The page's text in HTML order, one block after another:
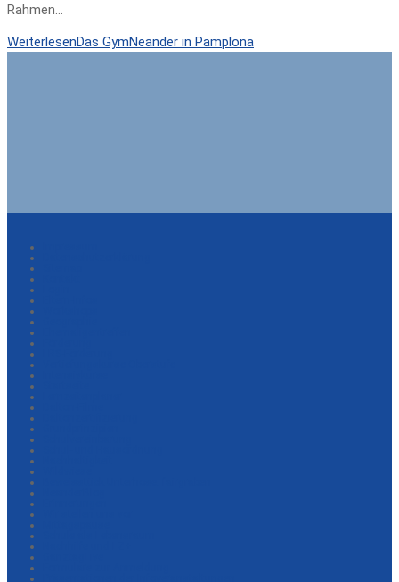
Rahmen…
WeiterlesenDas GymNeander in Pamplona